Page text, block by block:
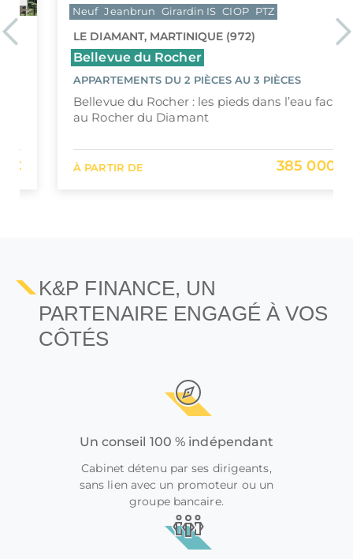
PreviousLE DIAMANT, MARTINIQUE (972)
Bellevue du Rocher
APPARTEMENTS DU 2 PIÈCES AU 3 PIÈCES
Bellevue du Rocher : les pieds dans l’eau face
au Rocher du Diamant
À PARTIR DE 385 000 €
Jeanbrun Girardin IS CIOP PTZ
K&P FINANCE, UN
PARTENAIRE ENGAGÉ À VOS
CÔTÉS
Un conseil 100 % indépendant
Cabinet détenu par ses dirigeants,
sans lien avec un promoteur ou un
groupe bancaire.